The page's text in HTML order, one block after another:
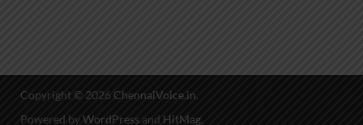
Copyright © 2026 ChennaiVoice.in.
Powered byWordPress and HitMag.